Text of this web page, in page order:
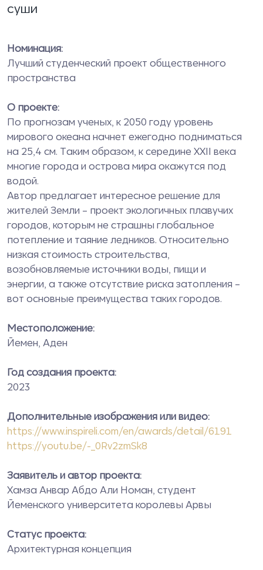
суши
Номинация:
Лучший студенческий проект общественного
пространства
О проекте:
По прогнозам ученых, к 2050 году уровень
мирового океана начнет ежегодно подниматься
на 25,4 см. Таким образом, к середине XXII века
многие города и острова мира окажутся под
водой.
Автор предлагает интересное решение для
жителей Земли – проект экологичных плавучих
городов, которым не страшны глобальное
потепление и таяние ледников. Относительно
низкая стоимость строительства,
возобновляемые источники воды, пищи и
энергии, а также отсутствие риска затопления –
вот основные преимущества таких городов.
Местоположение:
Йемен, Аден
Год создания проекта:
2023
Дополнительные изображения или видео:
https://www.inspireli.com/en/awards/detail/6191
https://youtu.be/-_0Rv2zmSk8
Заявитель и автор проекта:
Хамза Анвар Абдо Али Номан, студент
Йеменского университета королевы Арвы
Статус проекта:
Архитектурная концепция